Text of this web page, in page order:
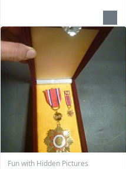
Fun with Hidden Pictures